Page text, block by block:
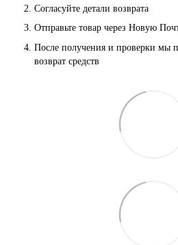
Согласуйте детали возврата
Отправьте товар через Новую
После получения и проверки мы
возврат средств